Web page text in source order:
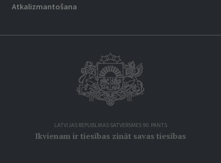
Atkalizmantošana
LATVIJAS REPUBLIKAS SATVERSMES 90. PANTS
Ikvienam ir tiesības zināt savas tiesības